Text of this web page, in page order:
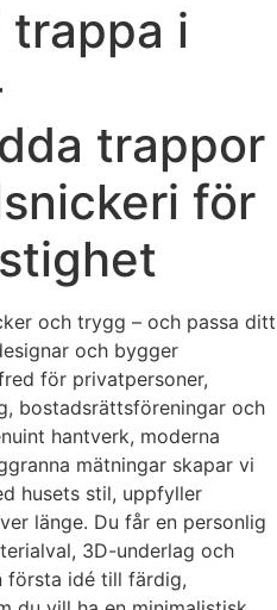
trappa i
trappor
för
och trygg – och passa ditt
och bygger
för privatpersoner,
bostadsrättsföreningar och
hantverk, moderna
mätningar skapar vi
husets stil, uppfyller
länge. Du får en personlig
3D-underlag och
första idé till färdig,